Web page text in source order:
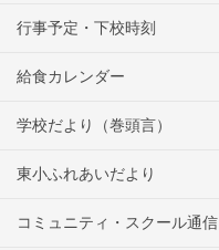
行事予定・下校時刻
給食カレンダー
学校だより（巻頭言）
東小ふれあいだより
コミュニティ・スクール通信